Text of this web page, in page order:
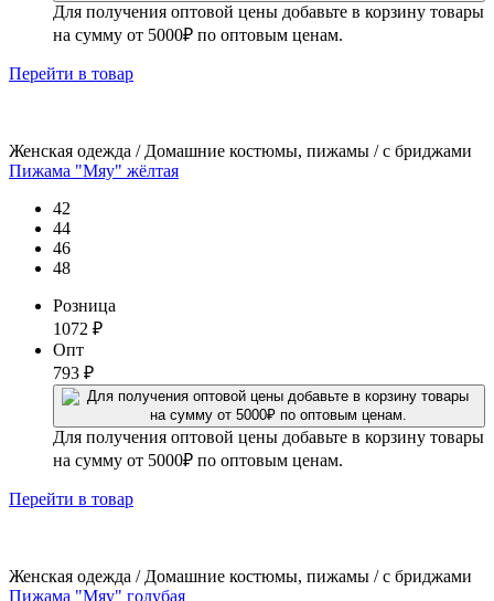
Для получения оптовой цены добавьте в корзину товары
на сумму от 5000₽ по оптовым ценам.
Перейти в товар
Женская одежда / Домашние костюмы, пижамы / с бриджами
Пижама "Мяу" жёлтая
42
44
46
48
Розница
1072 ₽
Опт
793 ₽
Для получения оптовой цены добавьте в корзину товары
на сумму от 5000₽ по оптовым ценам.
Перейти в товар
Женская одежда / Домашние костюмы, пижамы / с бриджами
Пижама "Мяу" голубая